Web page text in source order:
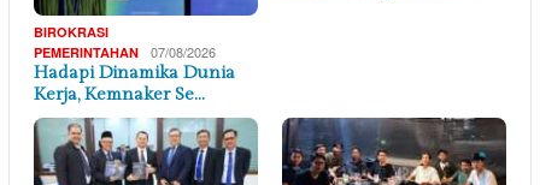
BIROKRASI
PEMERINTAHAN
07/08/2026
Hadapi Dinamika Dunia
Kerja, Kemnaker Se…